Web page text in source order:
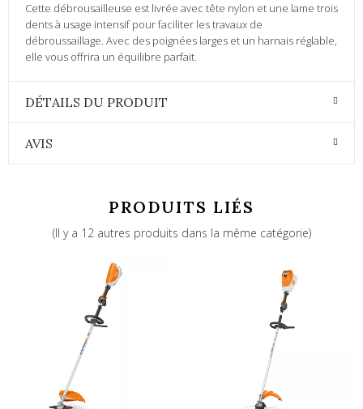
Cette débrousailleuse est livrée avec tête nylon et une lame trois
dents à usage intensif pour faciliter les travaux de
débroussaillage. Avec des poignées larges et un harnais réglable,
elle vous offrira un équilibre parfait.
DÉTAILS DU PRODUIT
AVIS
PRODUITS LIÉS
(Il y a 12 autres produits dans la même catégorie)